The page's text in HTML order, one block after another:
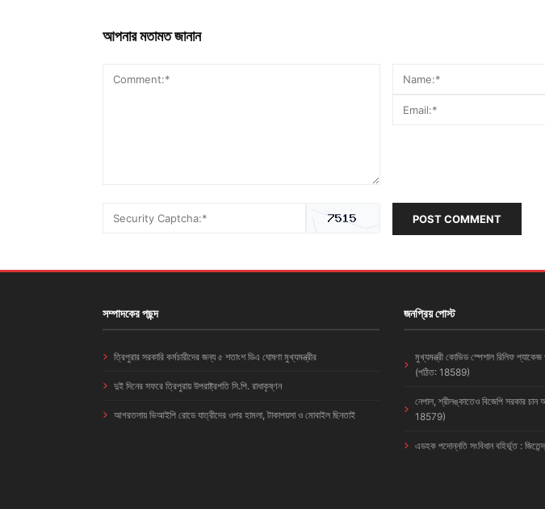
আপনার মতামত জানান
POST COMMENT
সম্পাদকের পছন্দ
ত্রিপুরার সরকারি কর্মচারীদের জন্য ৫ শতাংশ ডিএ ঘোষণা মুখ্যমন্ত্রীর
দুই দিনের সফরে ত্রিপুরায় উপরাষ্ট্রপতি সি.পি. রাধাকৃষ্ণন
আগরতলায় ভিআইপি রোডে যাত্রীদের ওপর হামলা, টাকাপয়সা ও মোবাইল ছিনতাই
জনপ্রিয় পোস্ট
মুখ্যমন্ত্রী কোভিড স্পেশাল রিলিফ প্যাকেজ
(পঠিত: 18589)
নেপাল, শ্রীলঙ্কাতেও বিজেপি সরকার
18579)
এডহক পদোন্নতি সংবিধান বহির্ভূত :